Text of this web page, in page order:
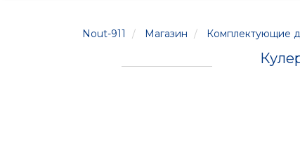
Nout-911 Магазин Комплектующие